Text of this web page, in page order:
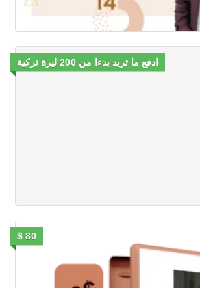
ادفع ما تريد بدءا من 200 ليرة تركية
80 $